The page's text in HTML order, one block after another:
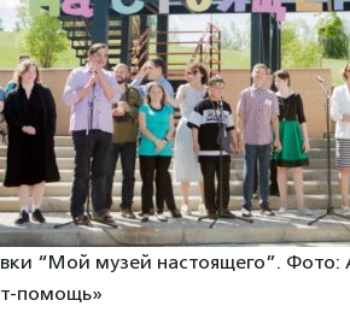
“Мой музей настоящего”. Фото:
помощь»